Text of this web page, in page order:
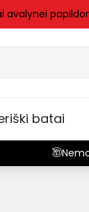
avalynei
batai